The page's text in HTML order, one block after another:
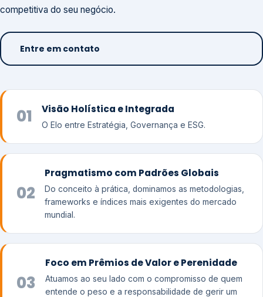
competitiva do seu negócio.
Entre em contato
01 Visão Holística e Integrada
O Elo entre Estratégia, Governança e ESG.
02
Pragmatismo com Padrões Globais
Do conceito à prática, dominamos as metodologias,
frameworks e índices mais exigentes do mercado
mundial.
03
Foco em Prêmios de Valor e Perenidade
Atuamos ao seu lado com o compromisso de quem
entende o peso e a responsabilidade de gerir um